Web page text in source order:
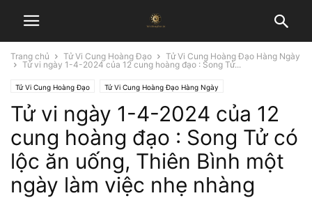
Trang chủ Tử Vi Cung Hoàng Đạo
Tử Vi Cung Hoàng Đạo Hàng Ngày
Tử vi ngày 1-4-2024 của 12 cung hoàng đạo : Song Tử...
Tử Vi Cung Hoàng Đạo Tử Vi Cung Hoàng Đạo Hàng Ngày
Tử vi ngày 1-4-2024 của 12
cung hoàng đạo : Song Tử có
lộc ăn uống, Thiên Bình một
ngày làm việc nhẹ nhàng